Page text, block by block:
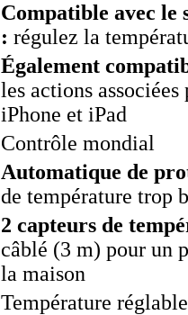
Compatible avec le
: régulez la
Également
les actions
iPhone et iPad
Contrôle mondial
Automatique de
de température trop
2 capteurs de
câblé (3 m) pour un
la maison
Température